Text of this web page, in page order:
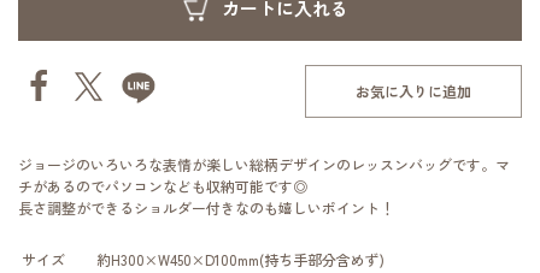
お気に入りに追加
ジョージのいろいろな表情が楽しい総柄デザインのレッスンバッグです。マ
チがあるのでパソコンなども収納可能です◎
長さ調整ができるショルダー付きなのも嬉しいポイント！
サイズ
約H300×W450×D100mm(持ち手部分含めず)